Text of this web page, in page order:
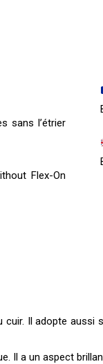
sans l’étrier
Flex-On
Il adopte
Il a un aspect